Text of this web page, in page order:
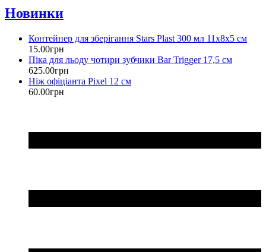
Новинки
Контейнер для зберігання Stars Plast 300 мл 11х8х5 см
15.00грн
Піка для льоду чотири зубчики Bar Trigger 17,5 см
625.00грн
Ніж офіціанта Pixel 12 см
60.00грн